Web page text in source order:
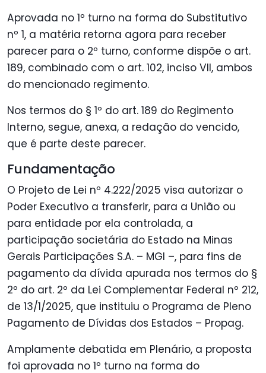
Aprovada no 1º turno na forma do Substitutivo
nº 1, a matéria retorna agora para receber
parecer para o 2º turno, conforme dispõe o art.
189, combinado com o art. 102, inciso VII, ambos
do mencionado regimento.
Nos termos do § 1º do art. 189 do Regimento
Interno, segue, anexa, a redação do vencido,
que é parte deste parecer.
Fundamentação
O Projeto de Lei nº 4.222/2025 visa autorizar o
Poder Executivo a transferir, para a União ou
para entidade por ela controlada, a
participação societária do Estado na Minas
Gerais Participações S.A. – MGI –, para fins de
pagamento da dívida apurada nos termos do §
2º do art. 2º da Lei Complementar Federal nº 212,
de 13/1/2025, que instituiu o Programa de Pleno
Pagamento de Dívidas dos Estados – Propag.
Amplamente debatida em Plenário, a proposta
foi aprovada no 1º turno na forma do